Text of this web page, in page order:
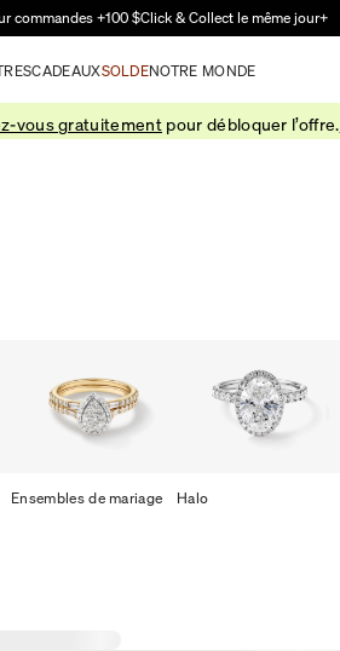
au contenu principal
commandes +100 $Click & Collect le même jour+
CADEAUXSOLDENOTRE MONDE
vous gratuitement pour débloquer l’offre.
Ensembles de mariage Halo